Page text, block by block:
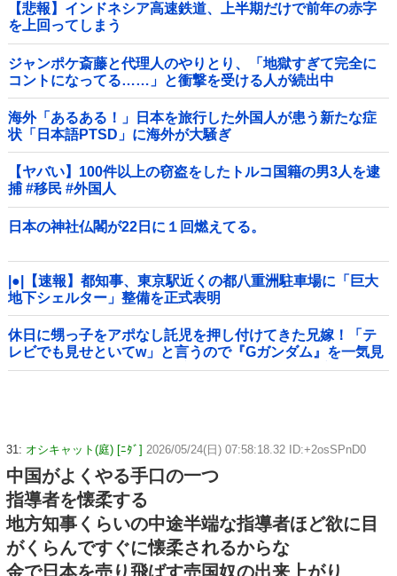
【悲報】インドネシア高速鉄道、上半期だけで前年の赤字
を上回ってしまう
wwwwwwwwwwwwwwwwwwwwwwwwwwwwwwwwwww
wwwwwwwwww他
ジャンポケ斎藤と代理人のやりとり、「地獄すぎて完全に
コントになってる……」と衝撃を受ける人が続出中
海外「あるある！」日本を旅行した外国人が患う新たな症
状「日本語PTSD」に海外が大騒ぎ
【ヤバい】100件以上の窃盗をしたトルコ国籍の男3人を逮
捕 #移民 #外国人
日本の神社仏閣が22日に１回燃えてる。
|●|【速報】都知事、東京駅近くの都八重洲駐車場に「巨大
地下シェルター」整備を正式表明
休日に甥っ子をアポなし託児を押し付けてきた兄嫁！「テ
レビでも見せといてw」と言うので『Gガンダム』を一気見
させた結果……甥っ子が重度の中二病を発症して家で大暴
31: オシキャット(庭) [ﾆﾀﾞ] 2026/05/24(日) 07:58:18.32 ID:+2osSPnD0
中国がよくやる手口の一つ
指導者を懐柔する
地方知事くらいの中途半端な指導者ほど欲に目
がくらんですぐに懐柔されるからな
金で日本を売り飛ばす売国奴の出来上がり